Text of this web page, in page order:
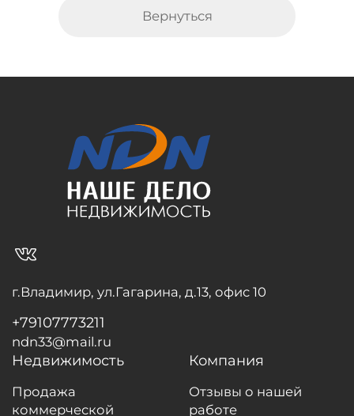
Вернуться
vk_in
г.Владимир, ул.Гагарина, д.13, офис 10
+79107773211
ndn33@mail.ru
Недвижимость
Продажа
коммерческой
Компания
Отзывы о нашей
работе